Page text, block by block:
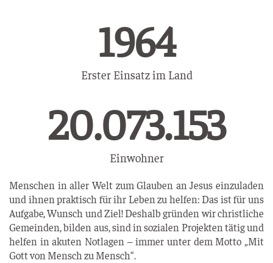
Erster Einsatz im Land
1996
Einwohner
30.827.350
Menschen in aller Welt zum Glauben an Jesus einzuladen
und ihnen praktisch für ihr Leben zu helfen: Das ist für uns
Aufgabe, Wunsch und Ziel! Deshalb gründen wir christliche
Gemeinden, bilden aus, sind in sozialen Projekten tätig und
helfen in akuten Notlagen – immer unter dem Motto „Mit
Gott von Mensch zu Mensch“.